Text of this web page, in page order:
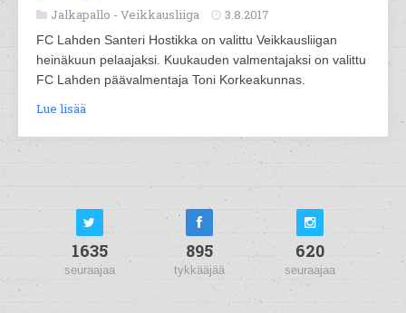
Jalkapallo - Veikkausliiga 3.8.2017
FC Lahden Santeri Hostikka on valittu Veikkausliigan
heinäkuun pelaajaksi. Kuukauden valmentajaksi on valittu
FC Lahden päävalmentaja Toni Korkeakunnas.
Lue lisää
1635
seuraajaa
895
tykkääjää
620
seuraajaa